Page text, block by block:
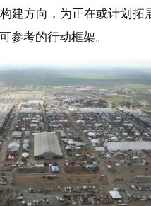
建方向，为正在或计划拓
参考的行动框架。